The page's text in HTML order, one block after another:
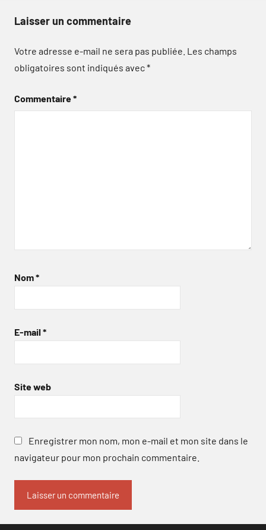
Laisser un commentaire
Votre adresse e-mail ne sera pas publiée. Les champs
obligatoires sont indiqués avec*
Commentaire*
Nom*
E-mail *
Site web
Enregistrer mon nom, mon e-mail et mon site dans le
navigateur pour mon prochain commentaire.